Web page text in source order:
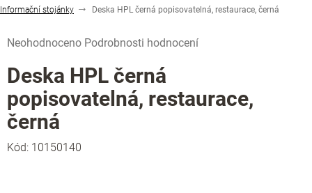
Informační stojánky
Deska HPL černá popisovatelná, restaurace, černá
hodnocení
produktu
je
0,0
z
5
hvězdiček.
Neohodnoceno Podrobnosti hodnocení
Deska HPL černá
popisovatelná, restaurace,
černá
Kód: 10150140